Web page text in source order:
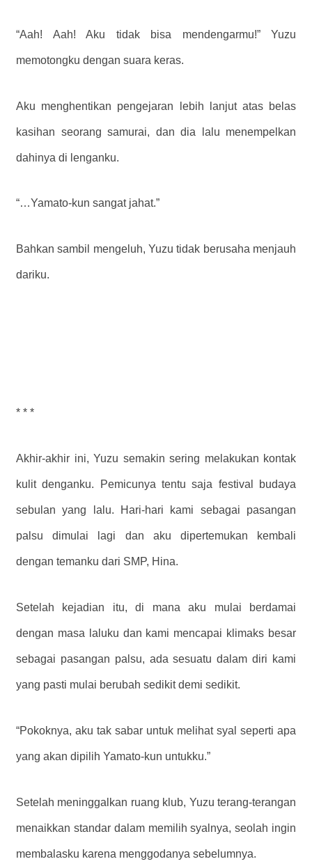
“Aah! Aah! Aku tidak bisa mendengarmu!” Yuzu
memotongku dengan suara keras.
Aku menghentikan pengejaran lebih lanjut atas belas
kasihan seorang samurai, dan dia lalu menempelkan
dahinya di lenganku.
“…Yamato-kun sangat jahat.”
Bahkan sambil mengeluh, Yuzu tidak berusaha menjauh
dariku.
* * *
Akhir-akhir ini, Yuzu semakin sering melakukan kontak
kulit denganku. Pemicunya tentu saja festival budaya
sebulan yang lalu. Hari-hari kami sebagai pasangan
palsu dimulai lagi dan aku dipertemukan kembali
dengan temanku dari SMP, Hina.
Setelah kejadian itu, di mana aku mulai berdamai
dengan masa laluku dan kami mencapai klimaks besar
sebagai pasangan palsu, ada sesuatu dalam diri kami
yang pasti mulai berubah sedikit demi sedikit.
“Pokoknya, aku tak sabar untuk melihat syal seperti apa
yang akan dipilih Yamato-kun untukku.”
Setelah meninggalkan ruang klub, Yuzu terang-terangan
menaikkan standar dalam memilih syalnya, seolah ingin
membalasku karena menggodanya sebelumnya.